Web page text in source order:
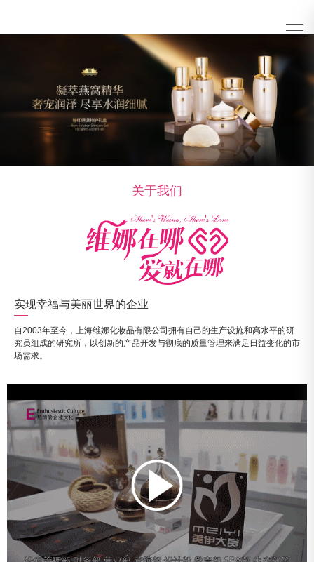
关于我们
实现幸福与美丽世界的企业
自2003年至今，上海维娜化妆品有限公司拥有自己的生产设施和高水平的研
究员组成的研究所，以创新的产品开发与彻底的质量管理来满足日益变化的市
场需求。